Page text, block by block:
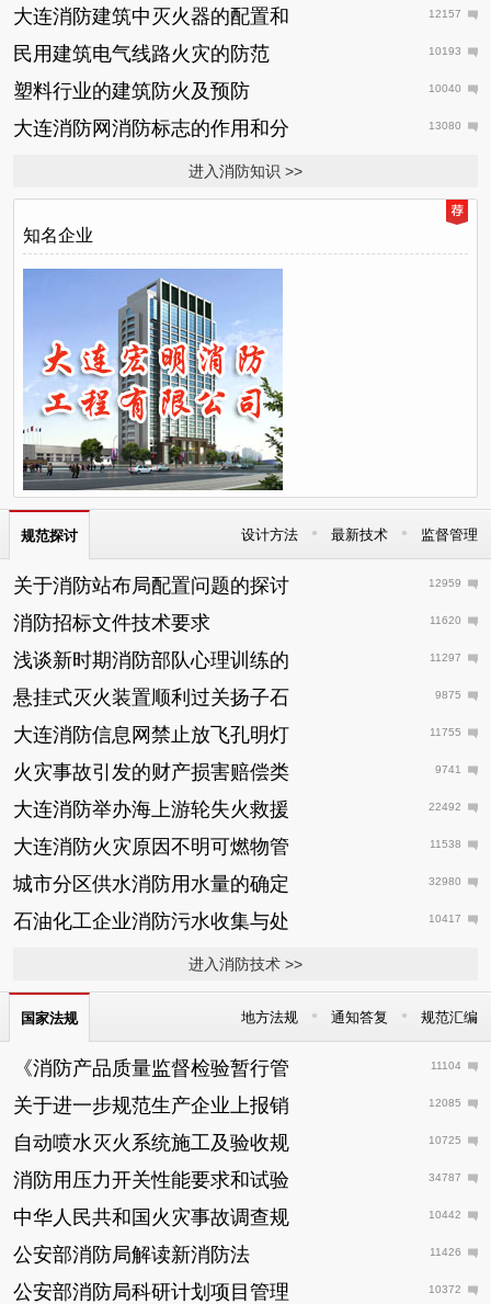
大连消防建筑中灭火器的配置和 12157
民用建筑电气线路火灾的防范 10193
塑料行业的建筑防火及预防 10040
大连消防网消防标志的作用和分 13080
进入消防知识 >>
知名企业
规范探讨 设计方法 • 最新技术 • 监督管理
关于消防站布局配置问题的探讨 12959
消防招标文件技术要求 11620
浅谈新时期消防部队心理训练的 11297
悬挂式灭火装置顺利过关扬子石 9875
大连消防信息网禁止放飞孔明灯 11755
火灾事故引发的财产损害赔偿类 9741
大连消防举办海上游轮失火救援 22492
大连消防火灾原因不明可燃物管 11538
城市分区供水消防用水量的确定 32980
石油化工企业消防污水收集与处 10417
进入消防技术 >>
国家法规 地方法规 • 通知答复 • 规范汇编
《消防产品质量监督检验暂行管 11104
关于进一步规范生产企业上报销 12085
自动喷水灭火系统施工及验收规 10725
消防用压力开关性能要求和试验 34787
中华人民共和国火灾事故调查规 10442
公安部消防局解读新消防法 11426
公安部消防局科研计划项目管理 10372